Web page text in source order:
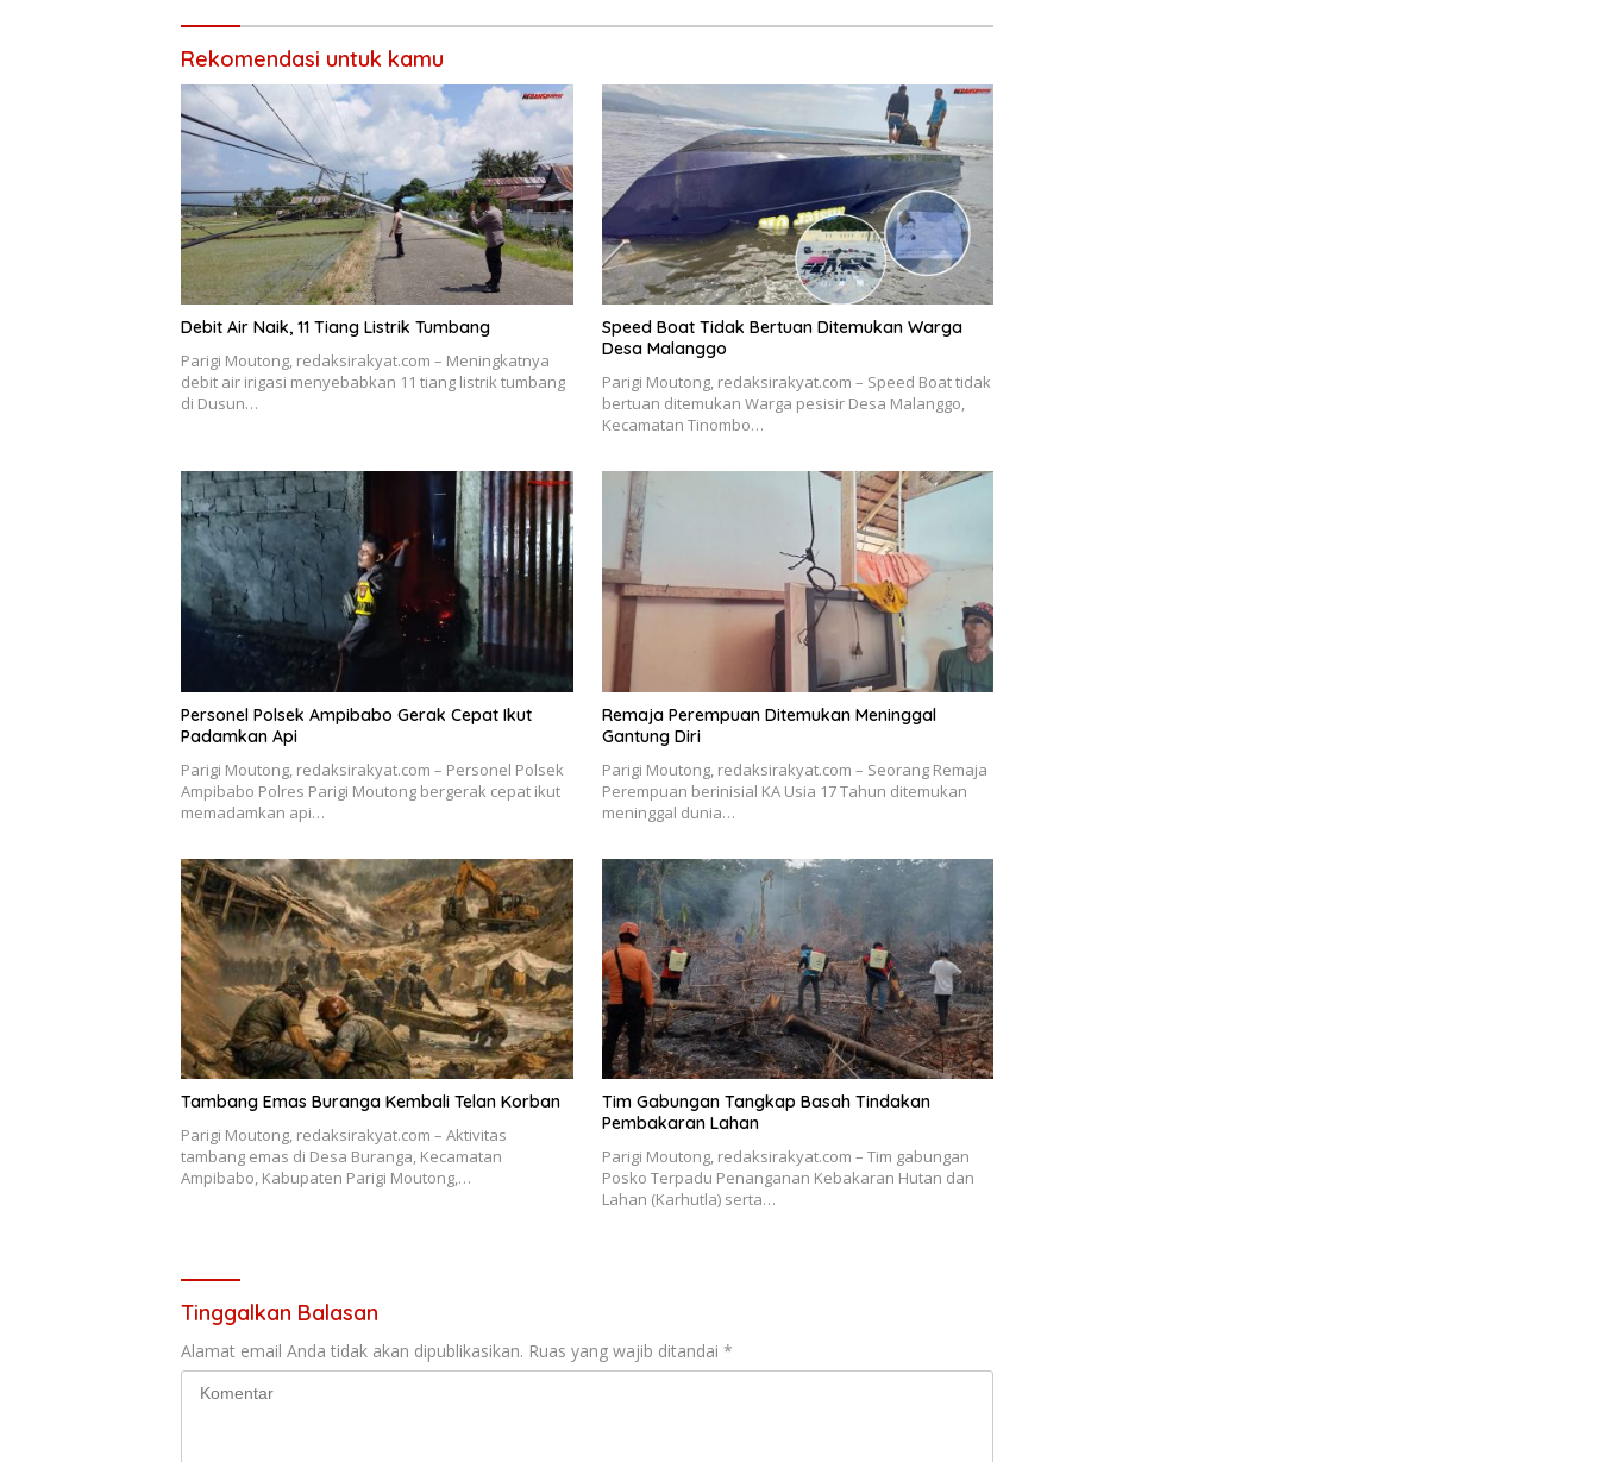
Rekomendasi untuk kamu
Debit Air Naik, 11 Tiang Listrik Tumbang
Parigi Moutong, redaksirakyat.com – Meningkatnya
debit air irigasi menyebabkan 11 tiang listrik tumbang
di Dusun…
Speed Boat Tidak Bertuan Ditemukan Warga
Desa Malanggo
Parigi Moutong, redaksirakyat.com – Speed Boat tidak
bertuan ditemukan Warga pesisir Desa Malanggo,
Kecamatan Tinombo…
Personel Polsek Ampibabo Gerak Cepat Ikut
Padamkan Api
Parigi Moutong, redaksirakyat.com – Personel Polsek
Ampibabo Polres Parigi Moutong bergerak cepat ikut
memadamkan api…
Remaja Perempuan Ditemukan Meninggal
Gantung Diri
Parigi Moutong, redaksirakyat.com – Seorang Remaja
Perempuan berinisial KA Usia 17 Tahun ditemukan
meninggal dunia…
Tambang Emas Buranga Kembali Telan Korban
Parigi Moutong, redaksirakyat.com – Aktivitas
tambang emas di Desa Buranga, Kecamatan
Ampibabo, Kabupaten Parigi Moutong,…
Tim Gabungan Tangkap Basah Tindakan
Pembakaran Lahan
Parigi Moutong, redaksirakyat.com – Tim gabungan
Posko Terpadu Penanganan Kebakaran Hutan dan
Lahan (Karhutla) serta…
Tinggalkan Balasan
Alamat email Anda tidak akan dipublikasikan. Ruas yang wajib ditandai *